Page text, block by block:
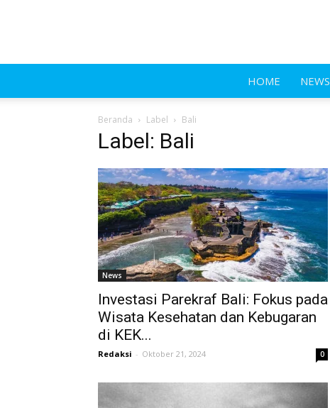
HOME NEWS
Beranda Label Bali
Label: Bali
News
Investasi Parekraf Bali: Fokus pada
Wisata Kesehatan dan Kebugaran
di KEK...
Redaksi - Oktober 21, 2024 0